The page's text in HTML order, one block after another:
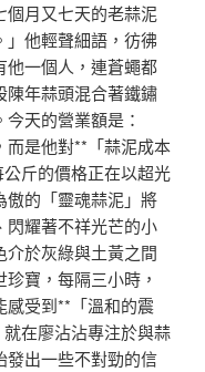
個月又七天的老蒜泥
」他輕聲細語，彷彿
他一個人，連蒼蠅都
陳年蒜頭混合著鐵鏽
天的營業額是：
而是他對**「蒜泥成本
斤的價格正在以超光
傲的「靈魂蒜泥」將
閃耀著不祥光芒的小
於灰綠與土黃之間
寶，每隔三小時，
感受到**「溫和的震
在廖沾沾專注於與蒜
發出一些不對勁的信